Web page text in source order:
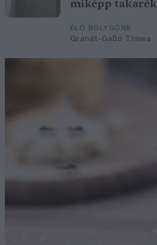
miképp
ÉLŐ BOLYGÓNK
Granát-Galló Tímea